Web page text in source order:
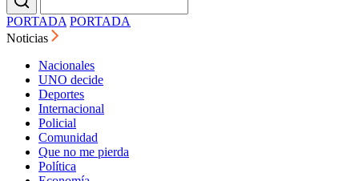
PORTADA PORTADA
Noticias
Nacionales
UNO decide
Deportes
Internacional
Policial
Comunidad
Que no me pierda
Política